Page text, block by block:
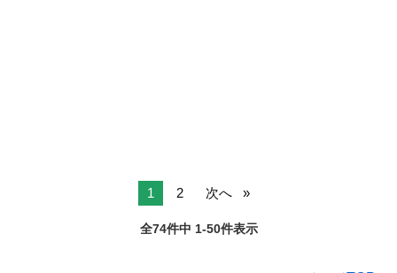
1 2 次へ
全74件中 1-50件表示